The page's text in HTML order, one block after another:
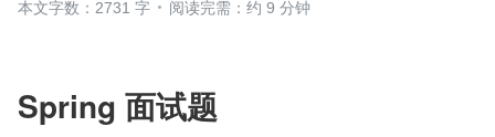
本文字数：2731 字
阅读完需：约 9 分钟
Spring 面试题